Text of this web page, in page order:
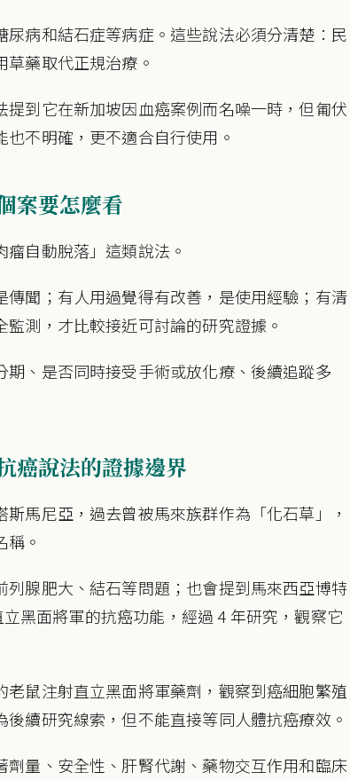
病和結石症等病症。這些說法必須分清楚：民
藥取代正規治療。
到它在新加坡因血癌案例而名噪一時，但匍伏
不明確，更不適合自行使用。
案要怎麼看
自動脫落」這類說法。
聞；有人用過覺得有改善，是使用經驗；有清
測，才比較接近可討論的研究證據。
、是否同時接受手術或放化療、後續追蹤多
癌說法的證據邊界
馬尼亞，過去曾被馬來族群作為「化石草」，
。
腺肥大、結石等問題；也會提到馬來西亞博特
黑面將軍的抗癌功能，經過 4 年研究，觀察它
鼠注射直立黑面將軍藥劑，觀察到癌細胞繁殖
續研究線索，但不能直接等同人體抗癌療效。
量、安全性、肝腎代謝、藥物交互作用和臨床